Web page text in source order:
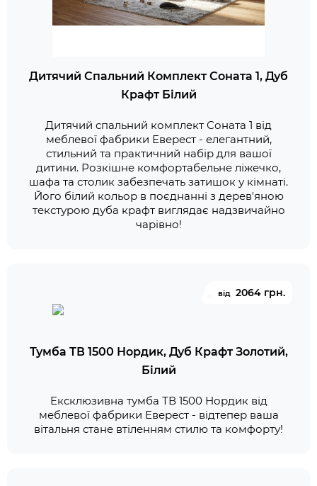
Дитячий Спальний Комплект Соната 1, Дуб
Крафт Білий
Дитячий спальний комплект Соната 1 від
меблевої фабрики Еверест - елегантний,
стильний та практичний набір для вашої
дитини. Розкішне комфортабельне ліжечко,
шафа та столик забезпечать затишок у кімнаті.
Його білий кольор в поєднанні з дерев'яною
текстурою дуба крафт виглядає надзвичайно
чарівно!
від 2064 грн.
Тумба ТВ 1500 Нордик, Дуб Крафт Золотий,
Білий
Ексклюзивна тумба ТВ 1500 Нордик від
меблевої фабрики Еверест - відтепер ваша
вітальня стане втіленням стилю та комфорту!